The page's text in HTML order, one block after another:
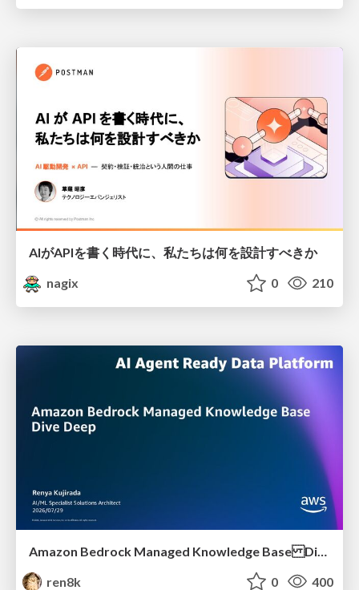
AIがAPIを書く時代に、私たちは何を設計すべきか
nagix
0 210
ren8k
0 400